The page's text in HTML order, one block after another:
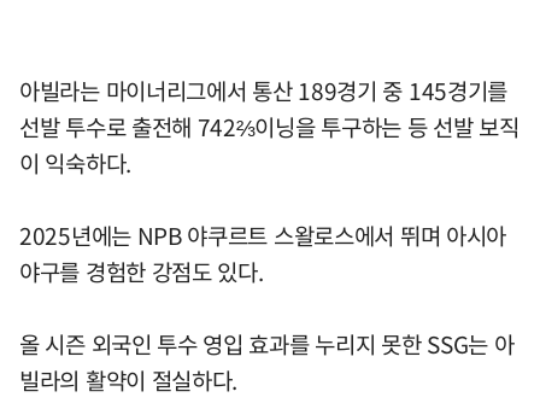
아빌라는 마이너리그에서 통산 189경기 중 145경기를
선발 투수로 출전해 742⅔이닝을 투구하는 등 선발 보직
이 익숙하다.
2025년에는 NPB 야쿠르트 스왈로스에서 뛰며 아시아
야구를 경험한 강점도 있다.
올 시즌 외국인 투수 영입 효과를 누리지 못한 SSG는 아
빌라의 활약이 절실하다.